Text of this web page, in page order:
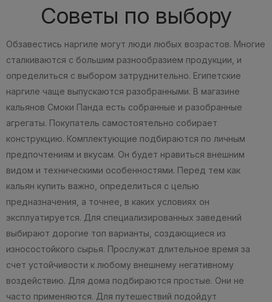
Советы по выбору
Обзавестись наргиле могут люди любых возрастов. Многие
сталкиваются с большим разнообразием продукции, и
определиться с выбором затруднительно. Египетские
наргиле чаще выпускаются разобранными. В магазине
кальянов Смоки Панда есть собранные и разобранные
агрегаты. Покупатель самостоятельно собирает
конструкцию. Комплектующие подбираются по личным
предпочтениям и вкусам. Он будет нравиться внешним
видом и техническими особенностями. Перед тем как
кальян купить важно, определиться с целью
предназначения, а точнее, в каких условиях он
эксплуатируется. Для специализированных заведений
выбирают дорогие топ варианты, создающиеся из
износостойкого сырья. Прослужат длительное время за
счет устойчивости к любому внешнему негативному
воздействию. Для дома подбираются простые. Они не
часто применяются. Для путешествий подойдут